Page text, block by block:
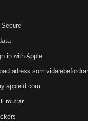
in with Apple
adress som
routrar